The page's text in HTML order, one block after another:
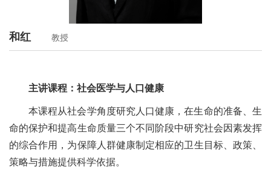
和红 教授
主讲课程：社会医学与人口健康
本课程从社会学角度研究人口健康，在生命的准备、生
命的保护和提高生命质量三个不同阶段中研究社会因素发挥
的综合作用，为保障人群健康制定相应的卫生目标、政策、
策略与措施提供科学依据。